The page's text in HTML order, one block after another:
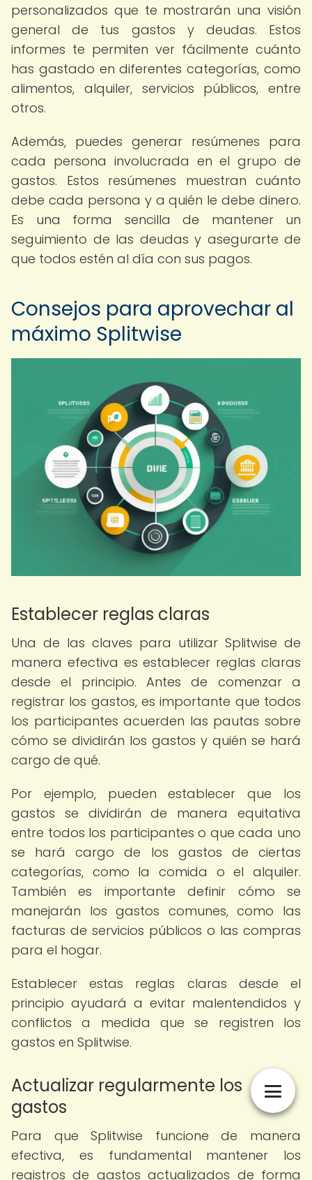
personalizados que te mostrarán una visión
general de tus gastos y deudas. Estos
informes te permiten ver fácilmente cuánto
has gastado en diferentes categorías, como
alimentos, alquiler, servicios públicos, entre
otros.
Además, puedes generar resúmenes para
cada persona involucrada en el grupo de
gastos. Estos resúmenes muestran cuánto
debe cada persona y a quién le debe dinero.
Es una forma sencilla de mantener un
seguimiento de las deudas y asegurarte de
que todos estén al día con sus pagos.
Consejos para aprovechar al
máximo Splitwise
Establecer reglas claras
Una de las claves para utilizar Splitwise de
manera efectiva es establecer reglas claras
desde el principio. Antes de comenzar a
registrar los gastos, es importante que todos
los participantes acuerden las pautas sobre
cómo se dividirán los gastos y quién se hará
cargo de qué.
Por ejemplo, pueden establecer que los
gastos se dividirán de manera equitativa
entre todos los participantes o que cada uno
se hará cargo de los gastos de ciertas
categorías, como la comida o el alquiler.
También es importante definir cómo se
manejarán los gastos comunes, como las
facturas de servicios públicos o las compras
para el hogar.
Establecer estas reglas claras desde el
principio ayudará a evitar malentendidos y
conflictos a medida que se registren los
gastos en Splitwise.
Actualizar regularmente los
gastos
Para que Splitwise funcione de manera
efectiva, es fundamental mantener los
registros de gastos actualizados de forma